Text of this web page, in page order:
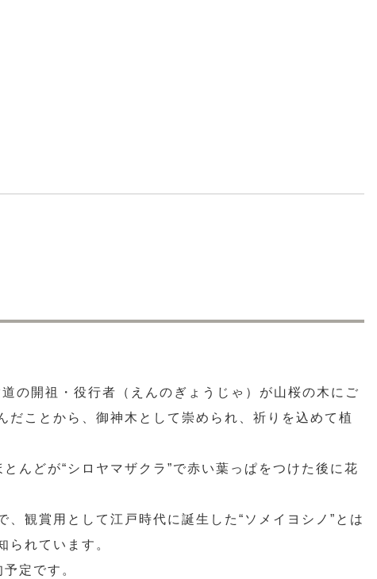
の開祖・役行者（えんのぎょうじゃ）が山桜の木にご
だことから、御神木として崇められ、祈りを込めて植
んどが“シロヤマザクラ”で赤い葉っぱをつけた後に花
観賞用として江戸時代に誕生した“ソメイヨシノ”とは
られています。
定です。